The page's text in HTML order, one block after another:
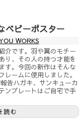
ベビーポスター
WORKS
介です。羽や翼のモチー
り、その人の持つ才能を
す。今回の新作はそんな
レームに使用しました。
告ハガキ、サンキューカ
ンプレートはご自宅で手
読む